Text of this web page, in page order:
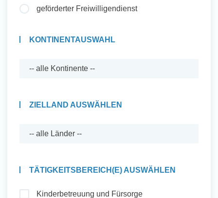
und Sozial Engagieren
Initiativbewerbung
Auslandserfahrung Sammeln
geförderter Freiwilligendienst
KONTINENTAUSWAHL
ZIELLAND AUSWÄHLEN
TÄTIGKEITSBEREICH(E) AUSWÄHLEN
Kinderbetreuung und Fürsorge